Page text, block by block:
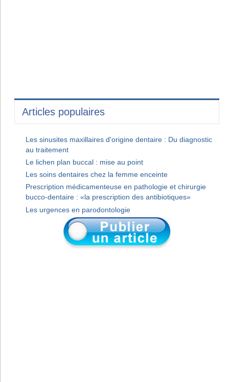
Articles populaires
Les sinusites maxillaires d'origine dentaire : Du diagnostic
au traitement
Le lichen plan buccal : mise au point
Les soins dentaires chez la femme enceinte
Prescription médicamenteuse en pathologie et chirurgie
bucco-dentaire : «la prescription des antibiotiques»
Les urgences en parodontologie